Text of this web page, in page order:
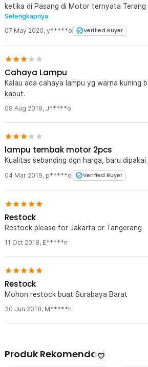
ketika di Pasang di Motor ternyata Terang
trims JakNot
Selengkapnya
07 May 2020, y*****o Verified Buyer
Cahaya Lampu
Kalau ada cahaya lampu yg warna kuning
kabut.
08 Aug 2019, J*****o
lampu tembak motor 2pcs
Kualitas sebanding dgn harga, baru
04 Mar 2019, p*****o Verified Buyer
Restock
Restock please for Jakarta or Tangerang
11 Oct 2018, E*****n
Restock
Mohon restock buat Surabaya Barat
30 Jun 2018, M*****n
Produk Rekomendasi